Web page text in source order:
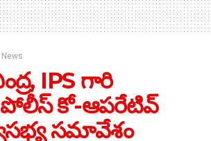
News
IPS గారి
పోలీస్ కో-ఆపరేటివ్
సమావేశం